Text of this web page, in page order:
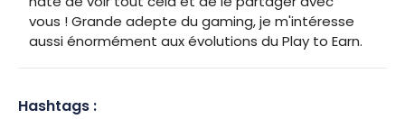
vous ! Grande adepte du gaming, je m'intéresse
aussi énormément aux évolutions du Play to Earn.
Hashtags :